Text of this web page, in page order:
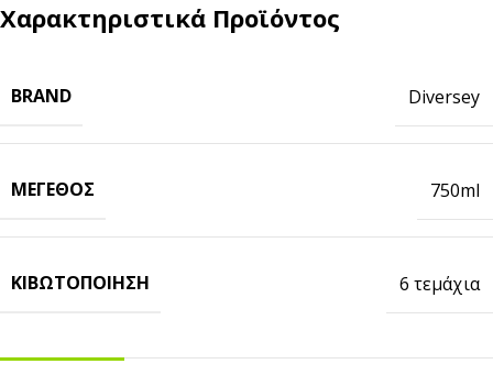
Χαρακτηριστικά Προϊόντος
BRAND Diversey
ΜΈΓΕΘΟΣ 750ml
ΚΙΒΩΤΟΠΟΊΗΣΗ 6 τεμάχια